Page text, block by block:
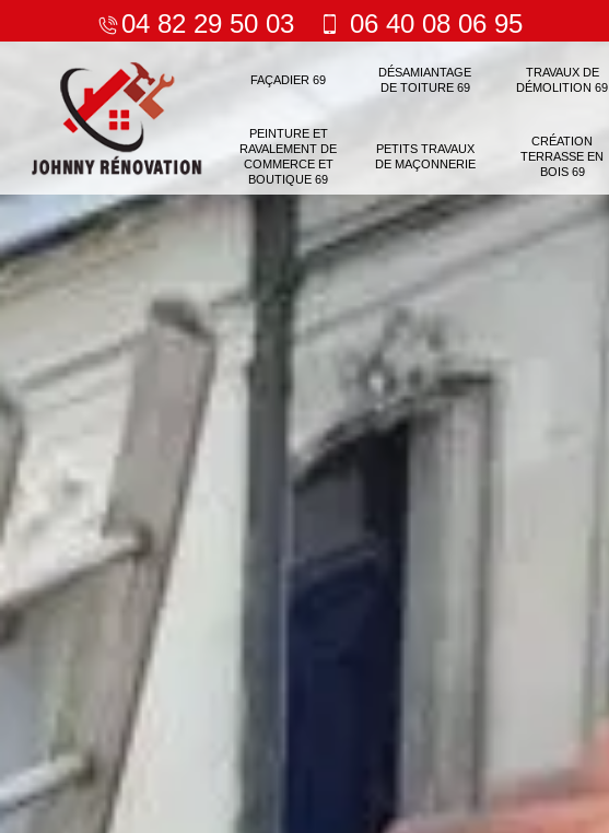
04 82 29 50 03 06 40 08 06 95
FAÇADIER 69
DÉSAMIANTAGE
DE TOITURE 69
TRAVAUX DE
DÉMOLITION 69
PEINTURE ET
RAVALEMENT DE
COMMERCE ET
BOUTIQUE 69
PETITS TRAVAUX
DE MAÇONNERIE
CRÉATION
TERRASSE EN
BOIS 69